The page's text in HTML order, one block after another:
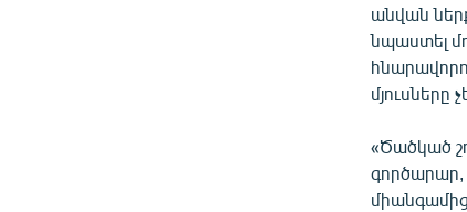
անվան
նպաստել
մյուսները
«Ծածկած
գործարար,